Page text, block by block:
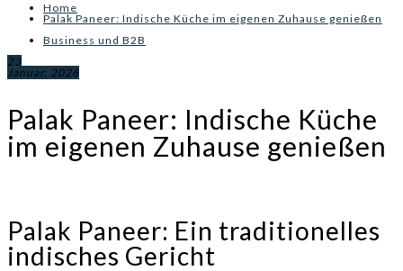
Home
Palak Paneer: Indische Küche im eigenen Zuhause genießen
Business und B2B
23
Januar, 2026
Palak Paneer: Indische Küche
im eigenen Zuhause genießen
Palak Paneer: Ein traditionelles
indisches Gericht